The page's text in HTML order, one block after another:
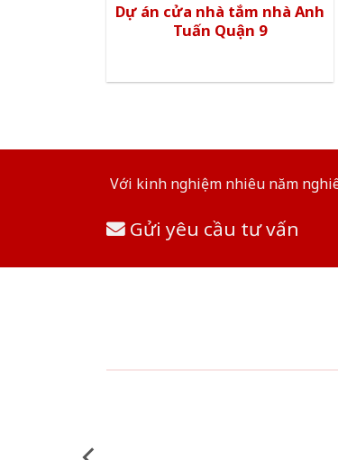
Dự án cửa nhà tắm nhà Anh
Tuấn Quận 9
Với kinh nghiệm nhiêu năm
Gửi yêu cầu tư vấn